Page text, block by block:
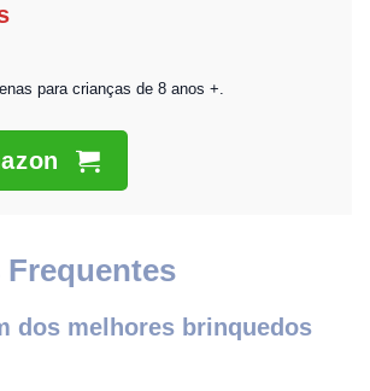
para crianças de 8 anos +.
dos melhores brinquedos